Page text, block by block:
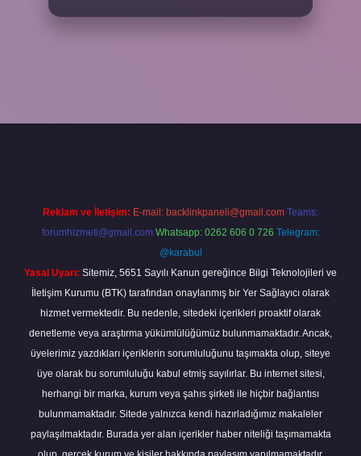
Reklam ve İletişim: E-mail: backlinkpaneli@gmail.com Teams:
forumhizmeti@gmail.com Whatsapp: 0262 606 0 726 Telegram:
@karabul
Yasal Uyarı: Sitemiz, 5651 Sayılı Kanun gereğince Bilgi Teknolojileri ve
İletişim Kurumu (BTK) tarafından onaylanmış bir Yer Sağlayıcı olarak
hizmet vermektedir. Bu nedenle, sitedeki içerikleri proaktif olarak
denetleme veya araştırma yükümlülüğümüz bulunmamaktadır. Ancak,
üyelerimiz yazdıkları içeriklerin sorumluluğunu taşımakta olup, siteye
üye olarak bu sorumluluğu kabul etmiş sayılırlar. Bu internet sitesi,
herhangi bir marka, kurum veya şahıs şirketi ile hiçbir bağlantısı
bulunmamaktadır. Sitede yalnızca kendi hazırladığımız makaleler
paylaşılmaktadır. Burada yer alan içerikler haber niteliği taşımamakta